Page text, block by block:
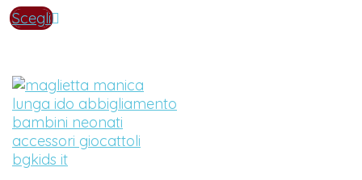
originale
era:
Scegli